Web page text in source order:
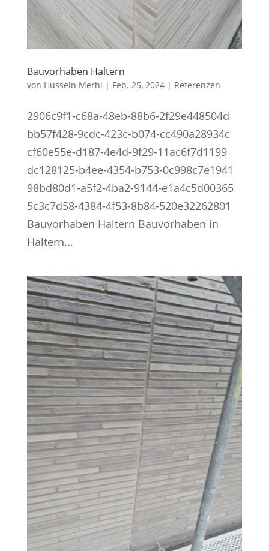
Bauvorhaben Haltern
von Hussein Merhi | Feb. 25, 2024| Referenzen
2906c9f1-c68a-48eb-88b6-2f29e448504d
bb57f428-9cdc-423c-b074-cc490a28934c
cf60e55e-d187-4e4d-9f29-11ac6f7d1199
dc128125-b4ee-4354-b753-0c998c7e1941
98bd80d1-a5f2-4ba2-9144-e1a4c5d00365
5c3c7d58-4384-4f53-8b84-520e32262801
Bauvorhaben Haltern Bauvorhaben in
Haltern...